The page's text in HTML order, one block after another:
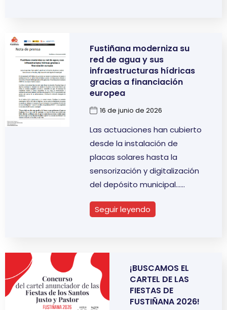
Fustiñana moderniza su
red de agua y sus
infraestructuras hídricas
gracias a financiación
europea
16 de junio de 2026
Las actuaciones han cubierto
desde la instalación de
placas solares hasta la
sensorización y digitalización
del depósito municipal…
Seguir leyendo
¡BUSCAMOS EL
CARTEL DE LAS
FIESTAS DE
FUSTIÑANA 2026!